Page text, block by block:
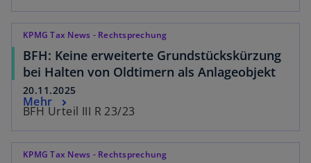
KPMG Tax News - Rechtsprechung
BFH: Keine erweiterte Grundstückskürzung
bei Halten von Oldtimern als Anlageobjekt
20.11.2025
BFH Urteil III R 23/23
Mehr
KPMG Tax News - Rechtsprechung